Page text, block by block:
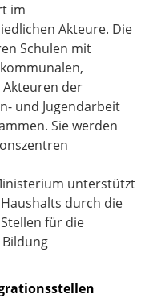
im
Akteure. Die
Schulen mit
der
und Jugendarbeit
Sie werden
unterstützt
durch die
für die